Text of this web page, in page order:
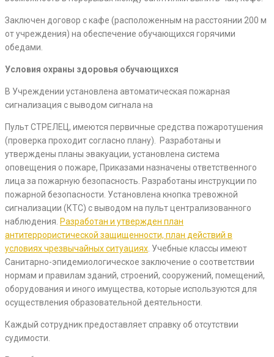
Заключен договор с кафе (расположенным на расстоянии 200 м
от учреждения) на обеспечение обучающихся горячими
обедами.
Условия охраны здоровья обучающихся
В Учреждении установлена автоматическая пожарная
сигнализация с выводом сигнала на
Пульт СТРЕЛЕЦ, имеются первичные средства пожаротушения
(проверка проходит согласно плану). Разработаны и
утверждены планы эвакуации, установлена система
оповещения о пожаре, Приказами назначены ответственного
лица за пожарную безопасность. Разработаны инструкции по
пожарной безопасности. Установлена кнопка тревожной
сигнализации (КТС) с выводом на пульт централизованного
наблюдения. Разработан и утвержден план
антитеррористической защищенности, план действий в
условиях чрезвычайных ситуациях . Учебные классы имеют
Санитарно-эпидемиологическое заключение о соответствии
нормам и правилам зданий, строений, сооружений, помещений,
оборудования и иного имущества, которые используются для
осуществления образовательной деятельности.
Каждый сотрудник предоставляет справку об отсутствии
судимости.